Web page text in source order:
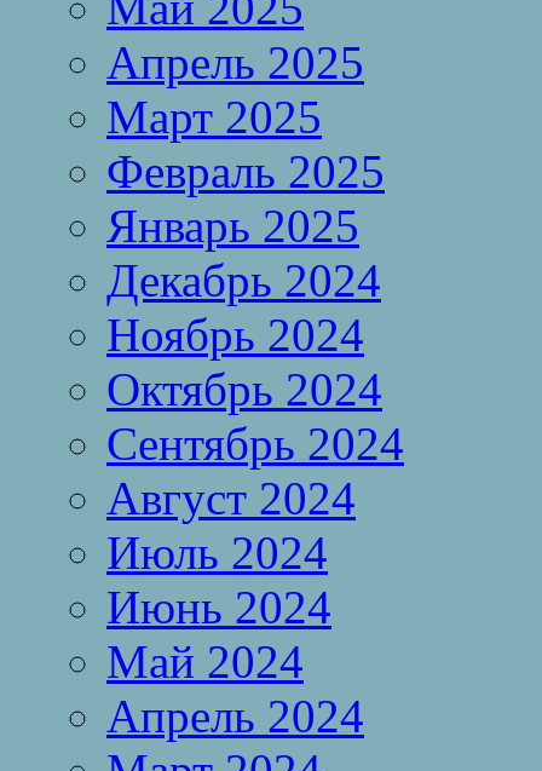
Апрель 2025
Март 2025
Февраль 2025
Январь 2025
Декабрь 2024
Ноябрь 2024
Октябрь 2024
Сентябрь 2024
Август 2024
Июль 2024
Июнь 2024
Май 2024
Апрель 2024